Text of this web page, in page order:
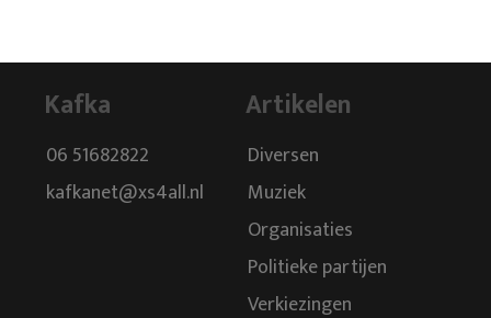
Kafka
06 51682822
kafkanet@xs4all.nl
Artikelen
Diversen
Muziek
Organisaties
Politieke partijen
Verkiezingen